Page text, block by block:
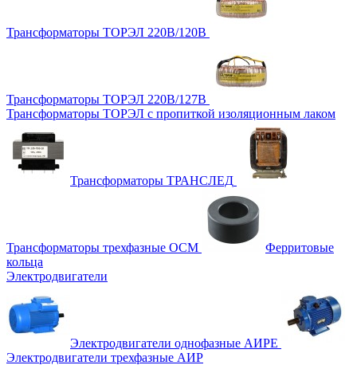
Трансформаторы ТОРЭЛ 220В/120В
Трансформаторы ТОРЭЛ 220В/127В
Трансформаторы ТОРЭЛ с пропиткой изоляционным лаком
Трансформаторы ТРАНСЛЕД
Трансформаторы трехфазные ОСМ
Ферритовые
кольца
Электродвигатели
Электродвигатели однофазные АИРЕ
Электродвигатели трехфазные АИР